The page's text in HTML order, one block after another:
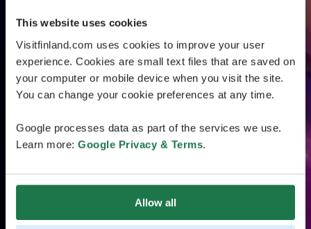
This website uses cookies
Visitfinland.com uses cookies to improve your user
experience. Cookies are small text files that are saved on
your computer or mobile device when you visit the site.
You can change your cookie preferences at any time.
Google processes data as part of the services we use.
Learn more: Google Privacy & Terms.
Allow all